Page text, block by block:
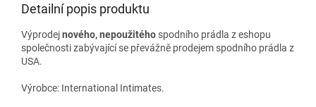
Detailní popis produktu
Výprodejnového, nepoužitého spodního prádla z eshopu
společnosti zabývající se převážně prodejem spodního prádla z
USA.
Výrobce: International Intimates.